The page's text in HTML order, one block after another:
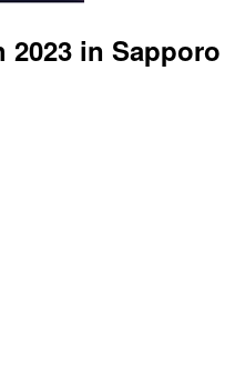
2023 in Sapporo